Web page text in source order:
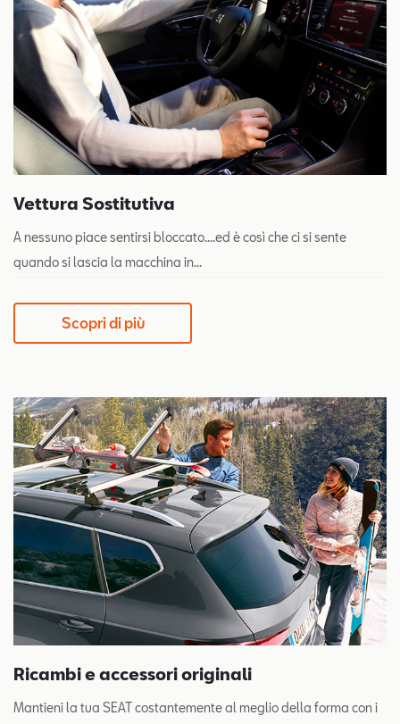
Vettura Sostitutiva
A nessuno piace sentirsi bloccato....ed è così che ci si sente
quando si lascia la macchina in...
Scopri di più
Ricambi e accessori originali
Mantieni la tua SEAT costantemente al meglio della forma con i